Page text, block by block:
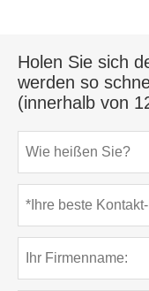
Holen Sie sich
werden so
(innerhalb von